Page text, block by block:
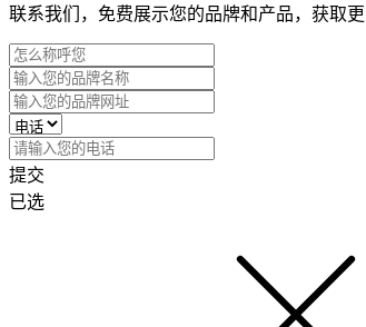
联系我们，免费展示您的品牌和产品，获取
提交
已选